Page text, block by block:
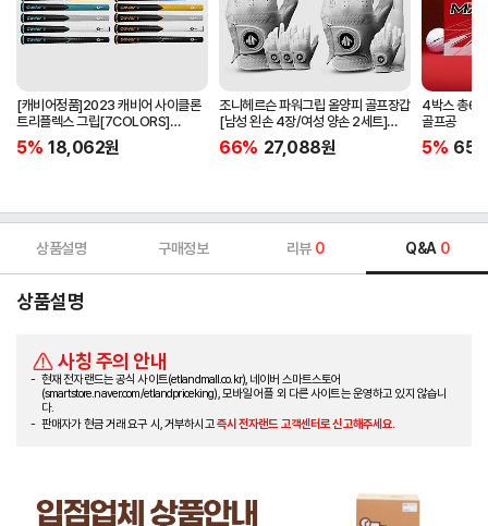
[캐비어정품]2023 캐비어 사이클론
트리플렉스 그립[7COLORS]
[라운드][39g/42g/46g/50g]
[R/S 토크]
5% 18,062원
조니헤르슨 파워그립 올양피 골프장갑
[남성 왼손 4장/여성 양손 2세트]
[화이트][케이스포함]
66% 27,088원
4박스 총60
골프공
5%
상품설명 구매정보 리뷰 0 Q&A 0
상품설명
사칭 주의 안내
현재 전자랜드는 공식 사이트(etlandmall.co.kr), 네이버 스마트스토어
(smartstore.naver.com/etlandpriceking), 모바일 어플 외 다른 사이트는 운영하고 있지 않습니
다.
판매자가 현금 거래 요구 시, 거부하시고즉시 전자랜드 고객센터로 신고해주세요.